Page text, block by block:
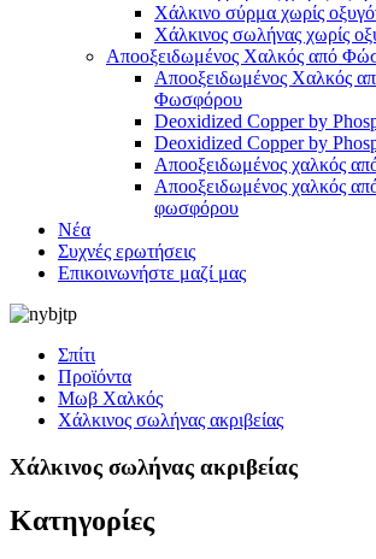
Χάλκινο σύρμα χωρίς
Χάλκινος σωλήνας χωρίς
Αποοξειδωμένος Χαλκός από
Αποοξειδωμένος Χαλκός
Φωσφόρου
Deoxidized Copper by
Deoxidized Copper by
Αποοξειδωμένος χαλκός
Αποοξειδωμένος χαλκός
φωσφόρου
Νέα
Συχνές ερωτήσεις
Επικοινωνήστε μαζί μας
Σπίτι
Προϊόντα
Μωβ Χαλκός
Χάλκινος σωλήνας ακριβείας
Χάλκινος σωλήνας ακριβείας
Κατηγορίες